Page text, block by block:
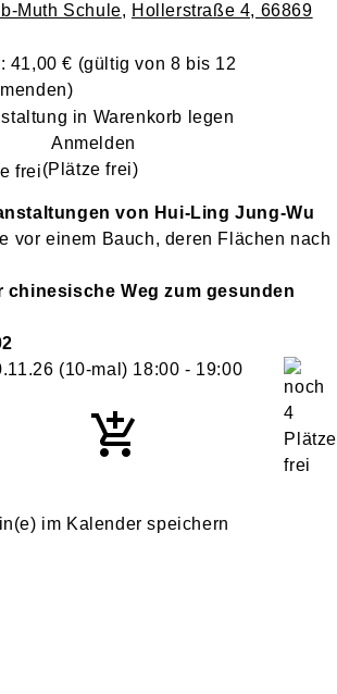
Muth Schule, Hollerstraße 4, 66869
41,00 € (gültig von 8 bis 12
in Warenkorb legen
Anmelden
(Plätze frei)
von Hui-LingJung-Wu
chinesische Weg zum gesunden
(10-mal) 18:00 - 19:00
im Kalender speichern